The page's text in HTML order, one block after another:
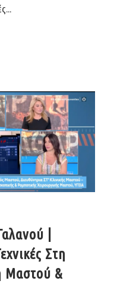
|
Στη
Μαστού &